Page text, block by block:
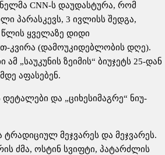
CNN-ს დაუდასტურა, რომ
პარასკევს, 3 ივლისს შედგა,
წლის ყველაზე დიდი
კვირა (დამოუკიდებლობის დღე).
„საუკუნის ზეიმის“ ბიუჯეტს 25-დან
აფასებენ.
და „ციხესიმაგრე“ ნიუ-
ტრადიციულ მეჯვარეს და მეჯვარეს.
ძმა, ოსტინ სვიფტი, პატარძლის